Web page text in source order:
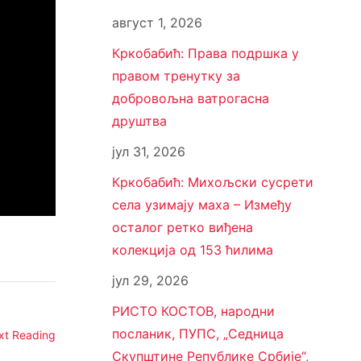
Reading
август 1, 2026
Кркобабић: Права подршка у
правом тренутку за
добровољна ватрогасна
друштва
јул 31, 2026
Кркобабић: Михољски сусрети
села узимају маха – Између
осталог ретко виђена
колекција од 153 ћилима
јул 29, 2026
РИСТО КОСТОВ, народни
посланик, ПУПС, „Седница
Скупштине Републике Србије“,